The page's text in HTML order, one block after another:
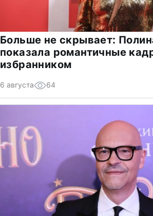
Больше не скрывает:
показала романтичные
избранником
6 августа 64